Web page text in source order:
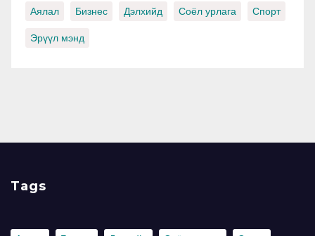
Аялал Бизнес Дэлхийд Соёл урлага Спорт
Эрүүл мэнд
Tags